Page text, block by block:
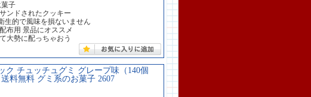
子
ンドされたクッキー
生的で風味を損ないません
布用 景品にオススメ
大勢に配っちゃおう
ク チュッチュグミ グレープ味（140個
料無料 グミ系のお菓子 2607